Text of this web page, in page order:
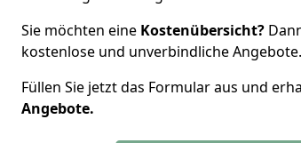
Sie möchten eine Kostenübersicht?
kostenlose und unverbindliche Angebote.
Füllen Sie jetzt das Formular aus und
Angebote.